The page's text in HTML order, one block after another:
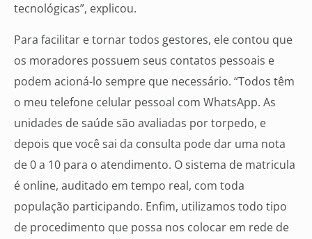
tecnológicas”, explicou.
Para facilitar e tornar todos gestores, ele contou que
os moradores possuem seus contatos pessoais e
podem acioná-lo sempre que necessário. “Todos têm
o meu telefone celular pessoal com WhatsApp. As
unidades de saúde são avaliadas por torpedo, e
depois que você sai da consulta pode dar uma nota
de 0 a 10 para o atendimento. O sistema de matricula
é online, auditado em tempo real, com toda
população participando. Enfim, utilizamos todo tipo
de procedimento que possa nos colocar em rede de